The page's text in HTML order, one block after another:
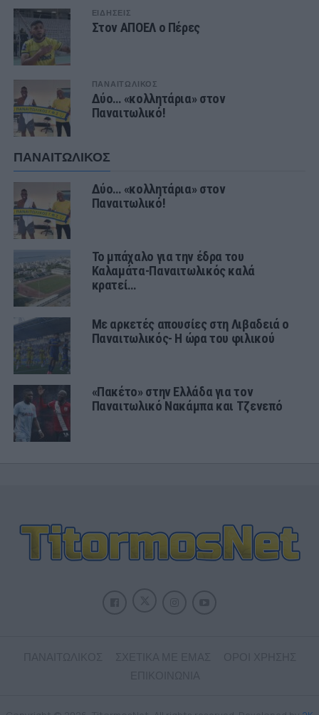
ΕΙΔΗΣΕΙΣ
Στον ΑΠΟΕΛ ο Πέρες
ΠΑΝΑΙΤΩΛΙΚΟΣ
Δύο… «κολλητάρια» στον
Παναιτωλικό!
ΠΑΝΑΙΤΩΛΙΚΟΣ
Δύο… «κολλητάρια» στον
Παναιτωλικό!
Το μπάχαλο για την έδρα του
Καλαμάτα-Παναιτωλικός καλά
κρατεί…
Με αρκετές απουσίες στη Λιβαδειά ο
Παναιτωλικός- Η ώρα του φιλικού
«Πακέτο» στην Ελλάδα για τον
Παναιτωλικό Νακάμπα και Τζενεπό